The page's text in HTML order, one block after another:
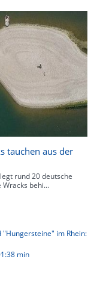
tauchen aus der
rund 20 deutsche
behi...
"Hungersteine" im Rhein:
min